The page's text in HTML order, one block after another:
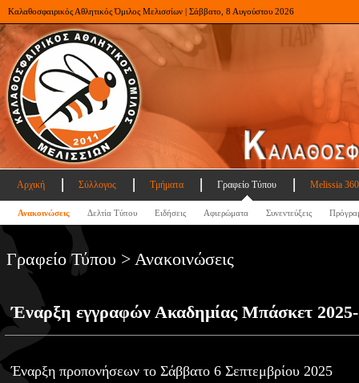
Καλαθοσφαιρικός Αθλητικός Όμιλος Μελισσίων | Σάββατο, 8 Αυγούστου 2026
Αρχική Σύλλογος Τμήματα Γραφείο Τύπου Melissia
Ανακοινώσεις Δελτία Τύπου Ειδήσεις Αφιερώματα Συνεντεύξεις
Γραφείο Τύπου > Ανακοινώσεις
Έναρξη εγγραφών Ακαδημίας Μπάσκετ
Έναρξη προπονήσεων το Σάββατο 6 Σεπτεμβρίου 2025